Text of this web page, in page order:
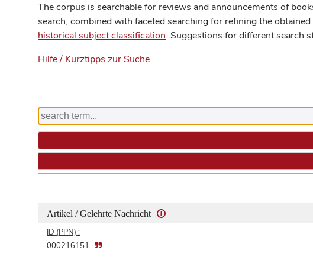
The corpus is searchable for reviews and announcements of
search, combined with faceted searching for refining the
historical subject classification. Suggestions for different search
Hilfe / Kurztipps zur Suche
Artikel / Gelehrte Nachricht
ID (PPN) :
000216151